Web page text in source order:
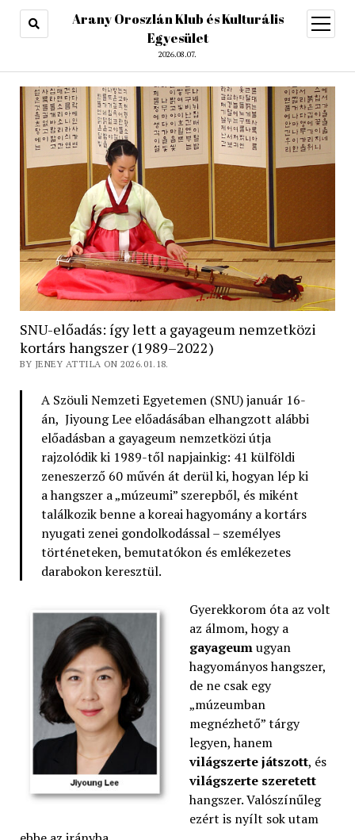
Arany Oroszlán Klub és Kulturális
Egyesület
2026.08.07.
open
menu
SNU-előadás: így lett a gayageum nemzetközi
kortárs hangszer (1989–2022)
BY JENEY ATTILA ON 2026.01.18.
A Szöuli Nemzeti Egyetemen (SNU) január 16-
án, Jiyoung Lee előadásában elhangzott alábbi
előadásban a gayageum nemzetközi útja
rajzolódik ki 1989-től napjainkig: 41 külföldi
zeneszerző 60 művén át derül ki, hogyan lép ki
a hangszer a „múzeumi” szerepből, és miként
találkozik benne a koreai hagyomány a kortárs
nyugati zenei gondolkodással – személyes
történeteken, bemutatókon és emlékezetes
darabokon keresztül.
Gyerekkorom óta az volt
az álmom, hogy a
gayageumugyan
hagyományos hangszer,
de ne csak egy
„múzeumban
megnézhető” tárgy
legyen, hanem
világszerte játszott, és
világszerte szeretett
hangszer. Valószínűleg
ezért is nyílt sok utam